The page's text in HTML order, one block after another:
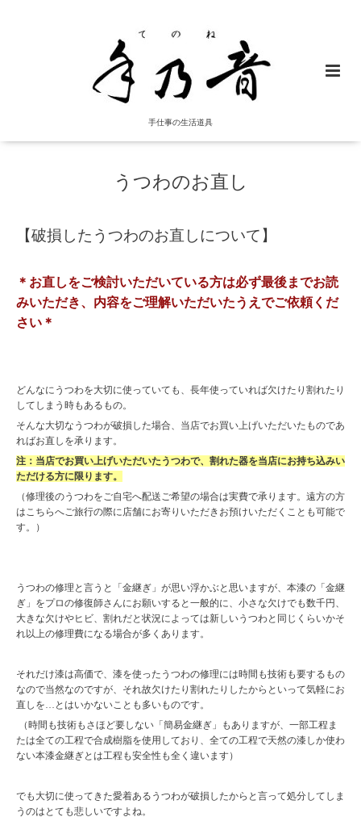
手仕事の生活道具
うつわのお直し
【破損したうつわのお直しについて】
＊お直しをご検討いただいている方は必ず最後までお読
みいただき、内容をご理解いただいたうえでご依頼くだ
さい＊
どんなにうつわを大切に使っていても、長年使っていれば欠けたり割れたり
してしまう時もあるもの。
そんな大切なうつわが破損した場合、当店でお買い上げいただいたものであ
ればお直しを承ります。
注：当店でお買い上げいただいたうつわで、割れた器を当店にお持ち込みい
ただける方に限ります。
（修理後のうつわをご自宅へ配送ご希望の場合は実費で承ります。遠方の方
はこちらへご旅行の際に店舗にお寄りいただきお預けいただくことも可能で
す。）
うつわの修理と言うと「金継ぎ」が思い浮かぶと思いますが、本漆の「金継
ぎ」をプロの修復師さんにお願いすると一般的に、小さな欠けでも数千円、
大きな欠けやヒビ、割れだと状況によっては新しいうつわと同じくらいかそ
れ以上の修理費になる場合が多くあります。
それだけ漆は高価で、漆を使ったうつわの修理には時間も技術も要するもの
なので当然なのですが、それ故欠けたり割れたりしたからといって気軽にお
直しを…とはいかないことも多いものです。
（時間も技術もさほど要しない「簡易金継ぎ」もありますが、一部工程ま
たは全ての工程で合成樹脂を使用しており、全ての工程で天然の漆しか使わ
ない本漆金継ぎとは工程も安全性も全く違います）
でも大切に使ってきた愛着あるうつわが破損したからと言って処分してしま
うのはとても悲しいですよね。